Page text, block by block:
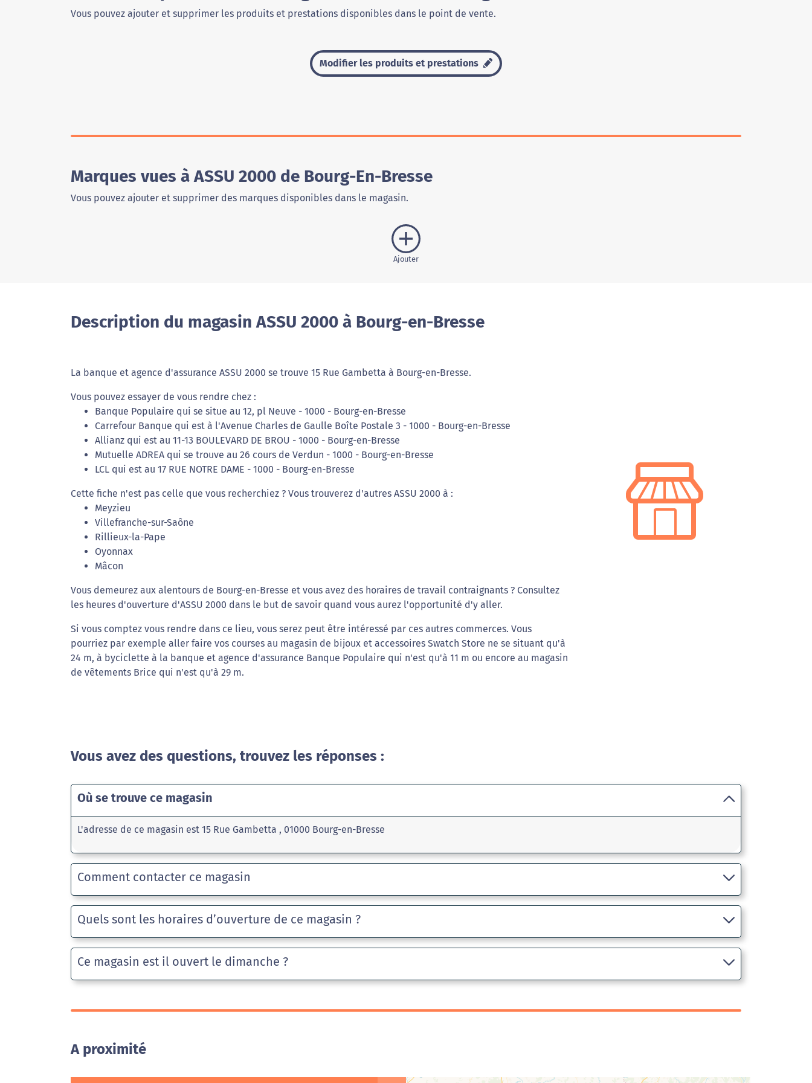
Vous pouvez ajouter et supprimer les produits et prestations disponibles dans le point de vente.
Modifier les produits et prestations
Marques vues à ASSU 2000 de Bourg-En-Bresse
Vous pouvez ajouter et supprimer des marques disponibles dans le magasin.
Ajouter
Description du magasin ASSU 2000 à Bourg-en-Bresse
La banque et agence d'assurance ASSU 2000 se trouve 15 Rue Gambetta à Bourg-en-Bresse.
Vous pouvez essayer de vous rendre chez :
Banque Populaire qui se situe au 12, pl Neuve - 1000 - Bourg-en-Bresse
Carrefour Banque qui est à l'Avenue Charles de Gaulle Boîte Postale 3 - 1000 - Bourg-en-Bresse
Allianz qui est au 11-13 BOULEVARD DE BROU - 1000 - Bourg-en-Bresse
Mutuelle ADREA qui se trouve au 26 cours de Verdun - 1000 - Bourg-en-Bresse
LCL qui est au 17 RUE NOTRE DAME - 1000 - Bourg-en-Bresse
Cette fiche n'est pas celle que vous recherchiez ? Vous trouverez d'autres ASSU 2000 à :
Meyzieu
Villefranche-sur-Saône
Rillieux-la-Pape
Oyonnax
Mâcon
Vous demeurez aux alentours de Bourg-en-Bresse et vous avez des horaires de travail contraignants ? Consultez
les heures d'ouverture d'ASSU 2000 dans le but de savoir quand vous aurez l'opportunité d'y aller.
Si vous comptez vous rendre dans ce lieu, vous serez peut être intéressé par ces autres commerces. Vous
pourriez par exemple aller faire vos courses au magasin de bijoux et accessoires Swatch Store ne se situant qu'à
24 m, à byciclette à la banque et agence d'assurance Banque Populaire qui n'est qu'à 11 m ou encore au magasin
de vêtements Brice qui n'est qu'à 29 m.
Vous avez des questions, trouvez les réponses :
Où se trouve ce magasin
L'adresse de ce magasin est 15 Rue Gambetta , 01000 Bourg-en-Bresse
Comment contacter ce magasin
Quels sont les horaires d’ouverture de ce magasin ?
Ce magasin est il ouvert le dimanche ?
A proximité